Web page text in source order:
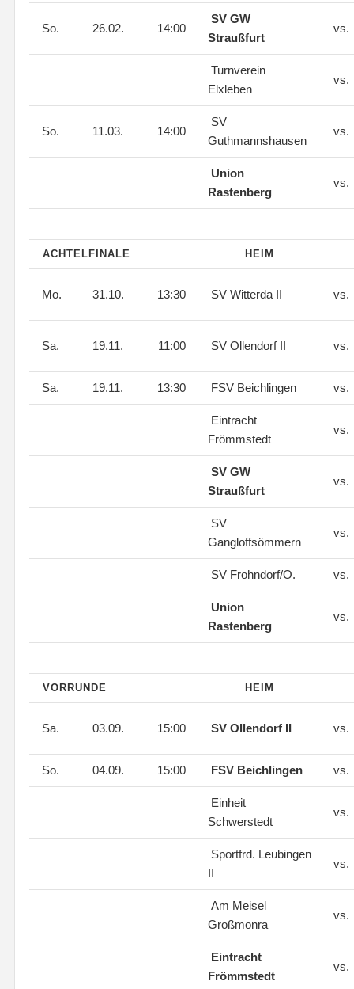
So. 26.02. 14:00
SV GW
Straußfurt
vs.
Turnverein
Elxleben
vs.
So. 11.03. 14:00
SV
Guthmannshausen
vs.
Union
Rastenberg
vs.
ACHTELFINALE HEIM
Mo. 31.10. 13:30 SV Witterda II vs.
Sa. 19.11. 11:00 SV Ollendorf II vs.
Sa. 19.11. 13:30 FSV Beichlingen vs.
Eintracht
Frömmstedt
vs.
SV GW
Straußfurt
vs.
SV
Gangloffsömmern
vs.
SV Frohndorf/O. vs.
Union
Rastenberg
vs.
VORRUNDE HEIM
Sa. 03.09. 15:00 SV Ollendorf II vs.
So. 04.09. 15:00 FSV Beichlingen vs.
Einheit
Schwerstedt
vs.
Sportfrd. Leubingen
II
vs.
Am Meisel
Großmonra
vs.
Eintracht
Frömmstedt
vs.